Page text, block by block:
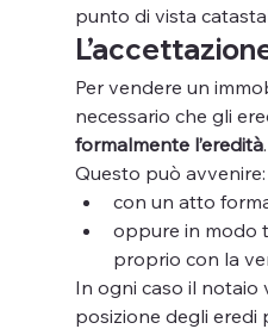
punto di vista
Per vendere un
necessario che gli
formalmente l’eredità.
Questo può avvenire:
con un atto
oppure in modo
proprio con la
In ogni caso il notaio
posizione degli eredi